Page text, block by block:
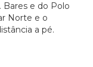
Bares e do Polo
Norte e o
a pé.